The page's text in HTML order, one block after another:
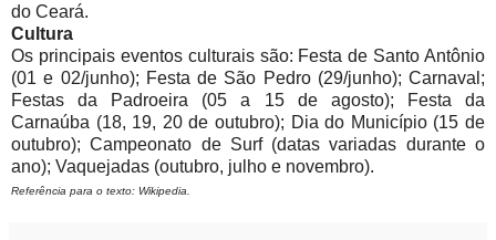
do Ceará.
Cultura
Os principais eventos culturais são: Festa de Santo Antônio
(01 e 02/junho); Festa de São Pedro (29/junho); Carnaval;
Festas da Padroeira (05 a 15 de agosto); Festa da
Carnaúba (18, 19, 20 de outubro); Dia do Município (15 de
outubro); Campeonato de Surf (datas variadas durante o
ano); Vaquejadas (outubro, julho e novembro).
Referência para o texto: Wikipedia.